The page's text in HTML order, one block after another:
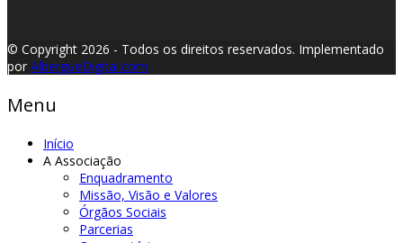
© Copyright 2026 - Todos os direitos reservados. Implementado
por AlbergueDigital.com
Menu
Início
A Associação
Enquadramento
Missão, Visão e Valores
Órgãos Sociais
Parcerias